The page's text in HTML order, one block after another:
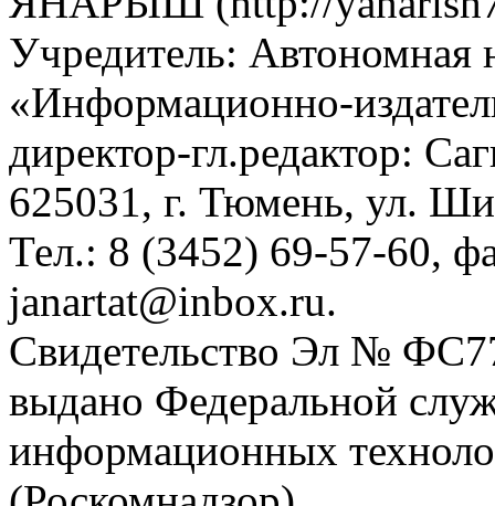
Учредитель: Автономная
«Информационно-
директор-гл.редактор:
625031, г. Тюмень, ул.
Тел.: 8 (3452) 69-57-60,
janartat@inbox.ru.
Свидетельство Эл №
выдано Федеральной
информационных